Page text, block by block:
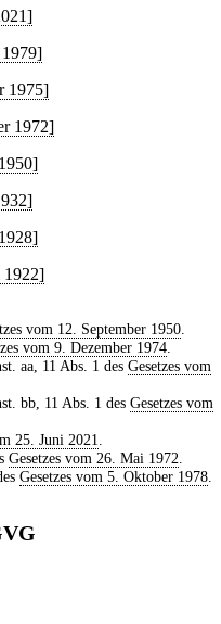
1979]
1975]
1972]
1922]
vom 12. September 1950.
vom 9. Dezember 1974.
aa, 11 Abs. 1 des Gesetzes vom
bb, 11 Abs. 1 des Gesetzes vom
25. Juni 2021
Gesetzes vom 26. Mai 1972
Gesetzes vom 5. Oktober 1978.